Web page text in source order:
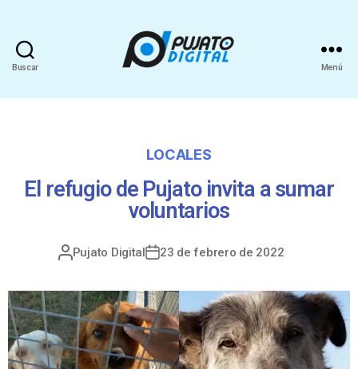
Buscar Menú
LOCALES
El refugio de Pujato invita a sumar
voluntarios
Pujato Digital 23 de febrero de 2022